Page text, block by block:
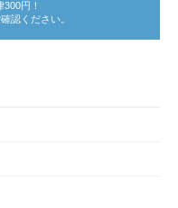
円！
認ください。